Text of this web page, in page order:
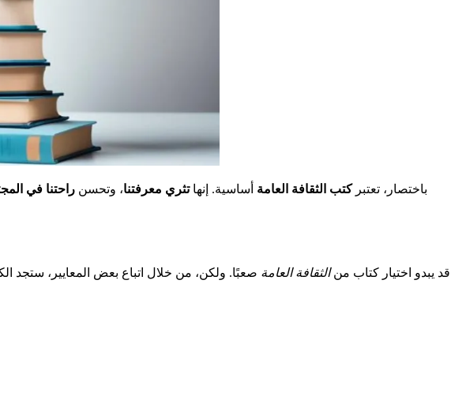
باختصار، تعتبركتب الثقافة العامة أساسية. إنهاتثري معرفتنا، وتحسن راحتنا في
قد يبدو اختيار كتاب منالثقافة العامة صعبًا. ولكن، من خلال اتباع بعض المعايير، ستجد